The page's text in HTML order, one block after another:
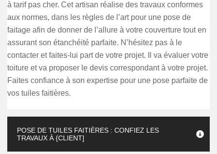
à tarif pas cher. Cet artisan réalise des travaux conformes
aux normes, dans les règles de l’art pour une pose de
faitage afin de donner de l’allure à votre couverture tout en
assurant son étanchéité parfaite. N’hésitez pas à le
contacter et faites-lui part de votre projet. Il va évaluer votre
toiture et va proposer le devis correspondant à votre projet.
Faites confiance à son expertise pour une pose parfaite de
vos tuiles faitières.
POSE DE TUILES FAITIÈRES : CONFIEZ LES
TRAVAUX À {CLIENT]